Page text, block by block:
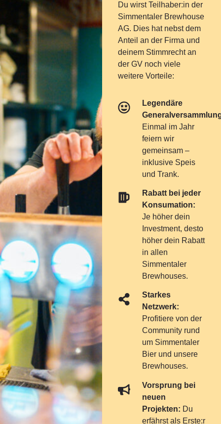
Du wirstTeilhaber:in der
Simmentaler Brewhouse
AG. Dies hat nebst dem
Anteil an der Firma und
deinem Stimmrecht an
der GV noch viele
weitere Vorteile:
Legendäre
Einmal im Jahr
feiern wir
gemeinsam –
inklusive Speis
und Trank.
Rabatt bei jeder
Konsumation:
Je höher dein
Investment, desto
höher dein Rabatt
in allen
Simmentaler
Brewhouses.
Starkes
Netzwerk:
Profitiere von der
Community rund
um Simmentaler
Bier und unsere
Brewhouses.
Vorsprung bei
neuen
Projekten: Du
erfährst als Erste:r